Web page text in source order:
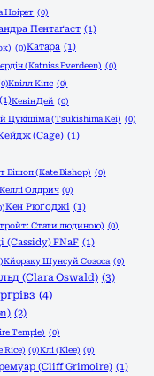
Ноірет (0)
Пентаґаст (1)
(0)Катара (1)
(Katniss Everdeen) (0)
Квілл Кіпс (0)
(1)Кевін Дей (0)
Цукішіма (Tsukishima Kei) (0)
(Cage) (1)
Бішоп (Kate Bishop) (0)
Келлі Олдрич (0)
Кен Рюґоджі (1)
Стати людиною) (0)
(Cassidy) FNaF (1)
Кйораку Шунсуй Созоса (0)
(Clara Oswald) (3)
(4)
(2)
Temple) (0)
Rice) (0)Клі (Klee) (0)
(Cliff Grimoire) (1)